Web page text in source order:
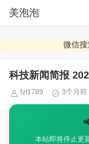
美泡泡
微信搜
科技新闻简报
fzl1789 3个月前
本站即将停止更